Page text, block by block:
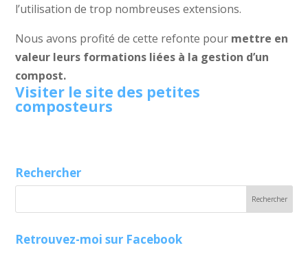
l’utilisation de trop nombreuses extensions.
Nous avons profité de cette refonte pour mettre en
valeur leurs formations liées à la gestion d’un
compost.
Visiter le site des petites
composteurs
Rechercher
Retrouvez-moi sur Facebook